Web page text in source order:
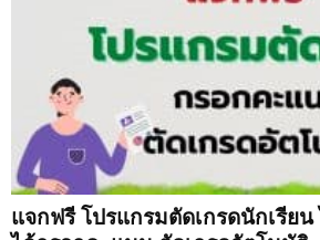
แจกฟรี โปรแกรมตัดเกรดนักเรีย